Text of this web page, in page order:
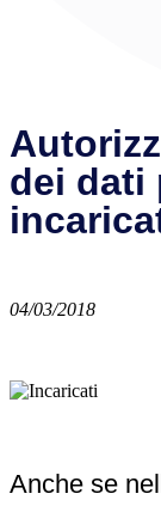
dei dati
04/03/2018
Anche se